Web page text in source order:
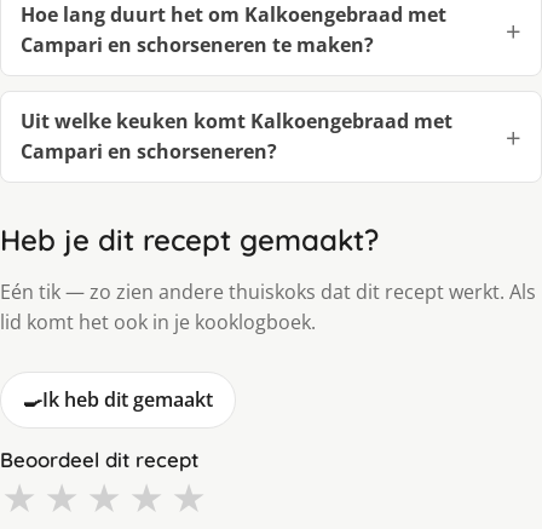
Hoe lang duurt het om Kalkoengebraad met
Campari en schorseneren te maken?
Uit welke keuken komt Kalkoengebraad met
Campari en schorseneren?
Heb je dit recept gemaakt?
Eén tik — zo zien andere thuiskoks dat dit recept werkt. Als
lid komt het ook in je kooklogboek.
🍳Ik heb dit gemaakt
Beoordeel dit recept
★ ★ ★ ★ ★